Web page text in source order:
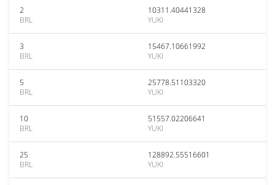
2
BRL
10311.40441328
YUKI
3
BRL
15467.10661992
YUKI
5
BRL
25778.51103320
YUKI
10
BRL
51557.02206641
YUKI
25
BRL
128892.55516601
YUKI